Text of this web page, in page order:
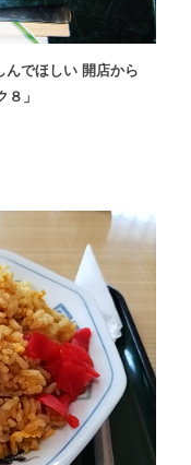
でほしい 開店から
」